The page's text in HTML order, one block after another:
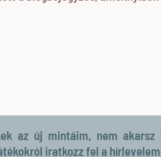
az új mintáim, nem
iratkozz fel a